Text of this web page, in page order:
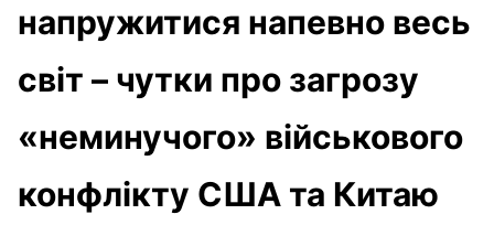
напружитися напевно весь
світ – чутки про загрозу
«неминучого» військового
конфлікту США та Китаю